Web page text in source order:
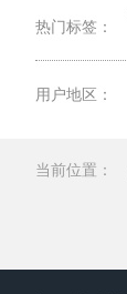
热门标签：
用户地区：
当前位置：